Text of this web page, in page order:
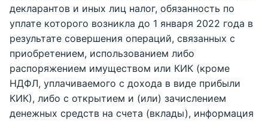
декларантов и иных лиц налог, обязанность по
уплате которого возникла до 1 января 2022 года в
результате совершения операций, связанных с
приобретением, использованием либо
распоряжением имуществом или КИК (кроме
НДФЛ, уплачиваемого с дохода в виде прибыли
КИК), либо с открытием и (или) зачислением
денежных средств на счета (вклады), информация